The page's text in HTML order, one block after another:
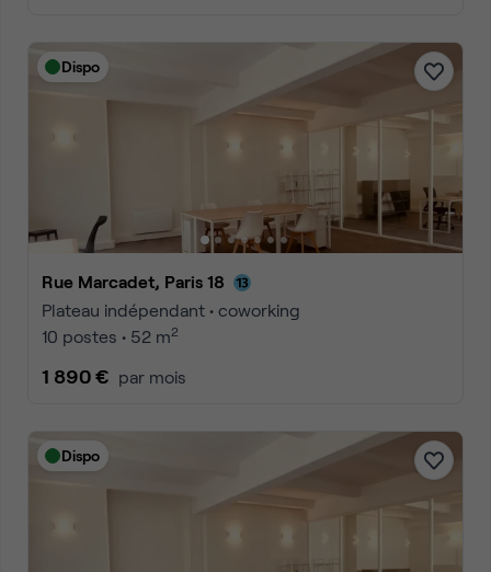
Dispo
Rue Marcadet, Paris 18
Plateau indépendant • coworking
10 postes • 52 m2
1 890 € par mois
Dispo